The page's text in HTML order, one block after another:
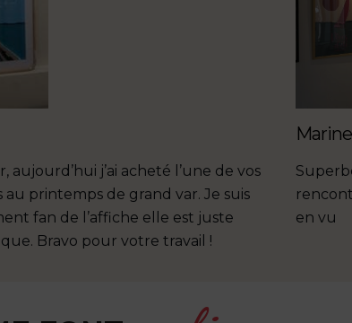
aujourd’hui j’ai acheté l’une de vos
au printemps de grand var. Je suis
fan de l’affiche elle est juste
Bravo pour votre travail !
en vu